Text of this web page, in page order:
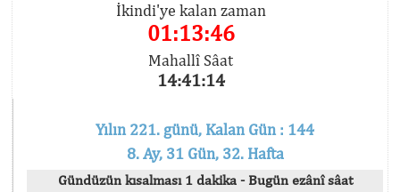
İkindi'ye kalan zaman
01:13:46
Mahallî Sâat
14:41:14
Yılın 221. günü, Kalan Gün : 144
8. Ay, 31 Gün, 32. Hafta
Gündüzün kısalması 1 dakika - Bugün ezânî sâat